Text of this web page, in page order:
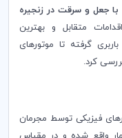
جعل و سرقت در زنجیره
متقابل و بهترین
گرفته تا موتورهای
کرد.
فیزیکی توسط مجرمان